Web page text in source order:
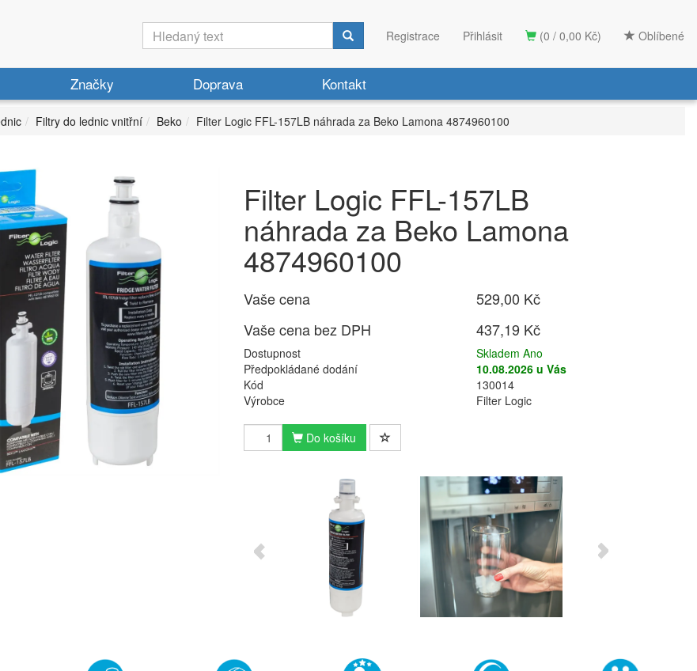
(0 / 0,00 Kč) Oblíbené
Registrace Přihlásit
Značky Doprava Kontakt
Filtry do lednic vnitřní Beko Filter Logic FFL-157LB náhrada za Beko Lamona 4874960100
Filter Logic FFL-157LB
náhrada za Beko Lamona
4874960100
Vaše cena
529,00 Kč
Vaše cena bez DPH
437,19 Kč
Dostupnost
Skladem Ano
Předpokládané dodání
10.08.2026 u Vás
Kód
130014
Výrobce
Filter Logic
Do košíku